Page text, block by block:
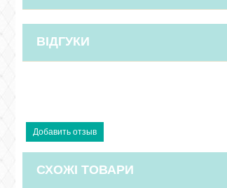
ВІДГУКИ
СХОЖІ ТОВАРИ